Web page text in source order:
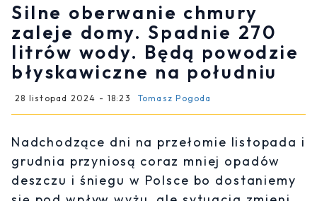
Silne oberwanie chmury
zaleje domy. Spadnie 270
litrów wody. Będą powodzie
błyskawiczne na południu
28 listopad 2024 - 18:23 Tomasz Pogoda
Nadchodzące dni na przełomie listopada i
grudnia przyniosą coraz mniej opadów
deszczu i śniegu w Polsce bo dostaniemy